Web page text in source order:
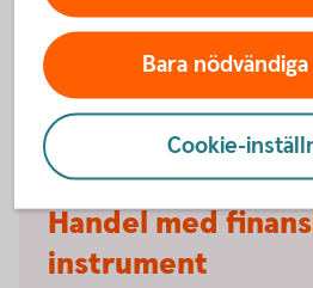
Skogslikvidkonto eller
Handel med
instrument
Bara
Cookie-